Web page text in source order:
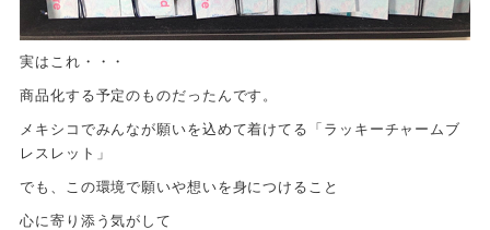
実はこれ・・・
商品化する予定のものだったんです。
メキシコでみんなが願いを込めて着けてる「ラッキーチャームブ
レスレット」
でも、この環境で願いや想いを身につけること
心に寄り添う気がして